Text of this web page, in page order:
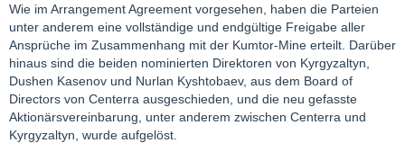
Wie im Arrangement Agreement vorgesehen, haben die Parteien
unter anderem eine vollständige und endgültige Freigabe aller
Ansprüche im Zusammenhang mit der Kumtor-Mine erteilt. Darüber
hinaus sind die beiden nominierten Direktoren von Kyrgyzaltyn,
Dushen Kasenov und Nurlan Kyshtobaev, aus dem Board of
Directors von Centerra ausgeschieden, und die neu gefasste
Aktionärsvereinbarung, unter anderem zwischen Centerra und
Kyrgyzaltyn, wurde aufgelöst.